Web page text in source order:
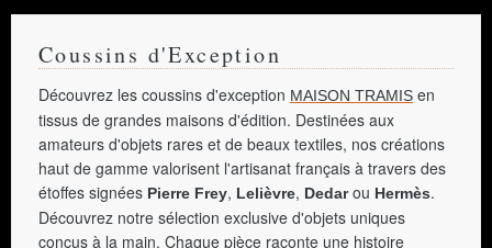
Coussins d'Exception
Découvrez les coussins d'exception MAISON TRAMIS en
tissus de grandes maisons d'édition. Destinées aux
amateurs d'objets rares et de beaux textiles, nos créations
haut de gamme valorisent l'artisanat français à travers des
étoffes signées Pierre Frey, Lelièvre, Dedarou Hermès.
Découvrez notre sélection exclusive d'objets uniques
conçus à la main. Chaque pièce raconte une histoire